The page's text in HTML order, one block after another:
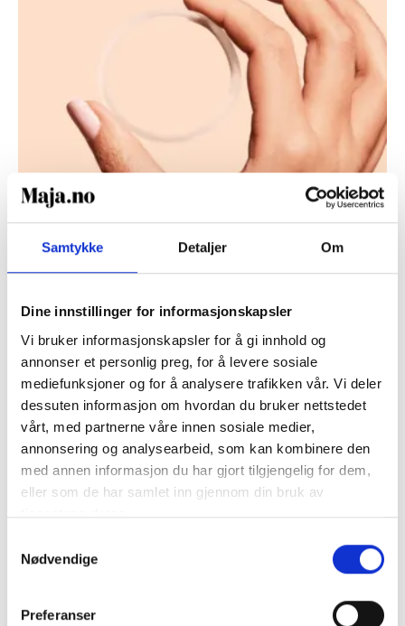
Samtykke Detaljer Om
Dine innstillinger for informasjonskapsler
Vi bruker informasjonskapsler for å gi innhold og
annonser et personlig preg, for å levere sosiale
mediefunksjoner og for å analysere trafikken vår. Vi deler
dessuten informasjon om hvordan du bruker nettstedet
vårt, med partnerne våre innen sosiale medier,
annonsering og analysearbeid, som kan kombinere den
med annen informasjon du har gjort tilgjengelig for dem,
eller som de har samlet inn gjennom din bruk av
tjenestene deres.
Nødvendige
Preferanser
Om P-ring
Her finner du alt du trenger å vite om P-ring.
LES MER Lesetid: 3